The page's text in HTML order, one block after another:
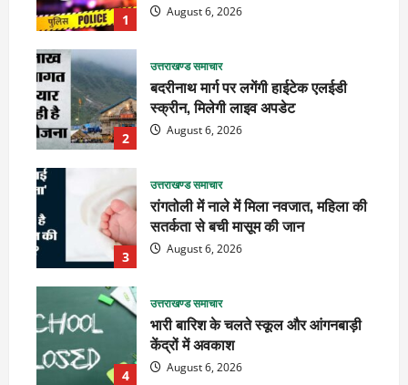
1 August 6, 2026
2
उत्तराखण्ड समाचार
बदरीनाथ मार्ग पर लगेंगी हाईटेक एलईडी
स्क्रीन, मिलेगी लाइव अपडेट
August 6, 2026
3
उत्तराखण्ड समाचार
रांगतोली में नाले में मिला नवजात, महिला की
सतर्कता से बची मासूम की जान
August 6, 2026
4
उत्तराखण्ड समाचार
भारी बारिश के चलते स्कूल और आंगनबाड़ी
केंद्रों में अवकाश
August 6, 2026